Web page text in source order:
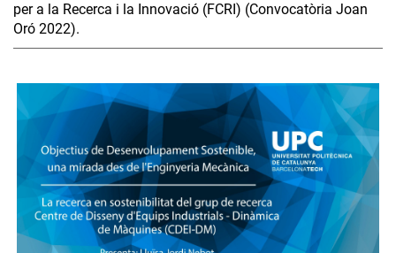
per a la Recerca i la Innovació (FCRI) (Convocatòria Joan
Oró 2022).